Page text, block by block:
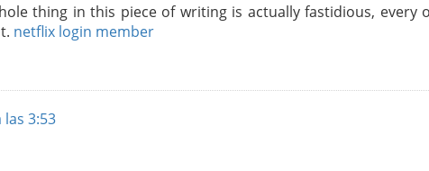
thing in this piece of writing is actually fastidious, every
netflix login member
3:53